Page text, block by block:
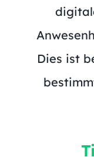
Dies ist